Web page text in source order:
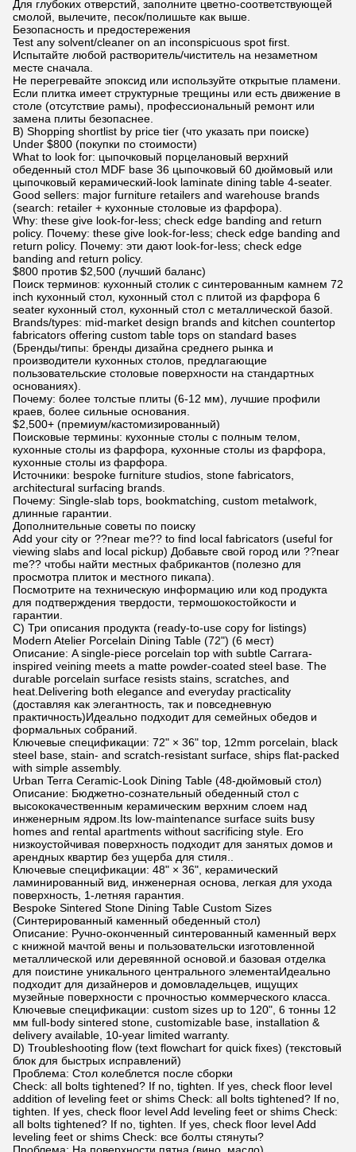
Для глубоких отверстий, заполните цветно-соответствующей
смолой, вылечите, песок/полишьте как выше.
Безопасность и предостережения
Test any solvent/cleaner on an inconspicuous spot first.
Испытайте любой растворитель/чиститель на незаметном
месте сначала.
Не перегревайте эпоксид или используйте открытые пламени.
Если плитка имеет структурные трещины или есть движение в
столе (отсутствие рамы), профессиональный ремонт или
замена плиты безопаснее.
B) Shopping shortlist by price tier (что указать при поиске)
Under $800 (покупки по стоимости)
What to look for: цыпочковый порцелановый верхний
обеденный стол MDF base 36 цыпочковый 60 дюймовый или
цыпочковый керамический-look laminate dining table 4-seater.
Good sellers: major furniture retailers and warehouse brands
(search: retailer + кухонные столовые из фарфора).
Why: these give look-for-less; check edge banding and return
policy. Почему: these give look-for-less; check edge banding and
return policy. Почему: эти дают look-for-less; check edge
banding and return policy.
$800 против $2,500 (лучший баланс)
Поиск терминов: кухонный столик с синтерованным камнем 72
inch кухонный стол, кухонный стол с плитой из фарфора 6
seater кухонный стол, кухонный стол с металлической базой.
Brands/types: mid-market design brands and kitchen countertop
fabricators offering custom table tops on standard bases
(Бренды/типы: бренды дизайна среднего рынка и
производители кухонных столов, предлагающие
пользовательские столовые поверхности на стандартных
основаниях).
Почему: более толстые плиты (6-12 мм), лучшие профили
краев, более сильные основания.
$2,500+ (премиум/кастомизированный)
Поисковые термины: кухонные столы с полным телом,
кухонные столы из фарфора, кухонные столы из фарфора,
кухонные столы из фарфора.
Источники: bespoke furniture studios, stone fabricators,
architectural surfacing brands.
Почему: Single-slab tops, bookmatching, custom metalwork,
длинные гарантии.
Дополнительные советы по поиску
Add your city or ??near me?? to find local fabricators (useful for
viewing slabs and local pickup) Добавьте свой город или ??near
me?? чтобы найти местных фабрикантов (полезно для
просмотра плиток и местного пикапа).
Посмотрите на техническую информацию или код продукта
для подтверждения твердости, термошокостойкости и
гарантии.
C) Три описания продукта (ready-to-use copy for listings)
Modern Atelier Porcelain Dining Table (72") (6 мест)
Описание: A single-piece porcelain top with subtle Carrara-
inspired veining meets a matte powder-coated steel base. The
durable porcelain surface resists stains, scratches, and
heat.Delivering both elegance and everyday practicality
(доставляя как элегантность, так и повседневную
практичность)Идеально подходит для семейных обедов и
формальных собраний.
Ключевые спецификации: 72" × 36" top, 12mm porcelain, black
steel base, stain- and scratch-resistant surface, ships flat-packed
with simple assembly.
Urban Terra Ceramic-Look Dining Table (48-дюймовый стол)
Описание: Бюджетно-сознательный обеденный стол с
высококачественным керамическим верхним слоем над
инженерным ядром.Its low-maintenance surface suits busy
homes and rental apartments without sacrificing style. Его
низкоустойчивая поверхность подходит для занятых домов и
арендных квартир без ущерба для стиля..
Ключевые спецификации: 48" × 36", керамический
ламинированный вид, инженерная основа, легкая для ухода
поверхность, 1-летняя гарантия.
Bespoke Sintered Stone Dining Table Custom Sizes
(Синтерированный каменный обеденный стол)
Описание: Ручно-оконченный синтерованный каменный верх
с книжной мачтой вены и пользовательски изготовленной
металлической или деревянной основой.и базовая отделка
для поистине уникального центрального элементаИдеально
подходит для дизайнеров и домовладельцев, ищущих
музейные поверхности с прочностью коммерческого класса.
Ключевые спецификации: custom sizes up to 120", 6 тонны 12
мм full-body sintered stone, customizable base, installation &
delivery available, 10-year limited warranty.
D) Troubleshooting flow (text flowchart for quick fixes) (текстовый
блок для быстрых исправлений)
Проблема: Стол колеблется после сборки
Check: all bolts tightened? If no, tighten. If yes, check floor level
addition of leveling feet or shims Check: all bolts tightened? If no,
tighten. If yes, check floor level Add leveling feet or shims Check:
all bolts tightened? If no, tighten. If yes, check floor level Add
leveling feet or shims Check: все болты стянуты?